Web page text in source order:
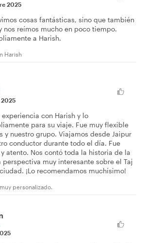
2025
cosas fantásticas, sino que también
nos reímos mucho en poco tiempo.
a Harish.
Harish
con Harish y lo
para su viaje. Fue muy flexible
y nuestro grupo. Viajamos desde Jaipur
conductor durante todo el día. Fue
atento. Nos contó toda la historia de la
muy interesante sobre el Taj
¡Lo recomendamos muchísimo!
personalizado.